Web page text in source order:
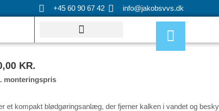
Gå
til
+45 60 90 67 42 info@jakobsvvs.dk
KR.
monteringspris
et kompakt blødgøringsanlæg, der fjerner kalken i vandet og